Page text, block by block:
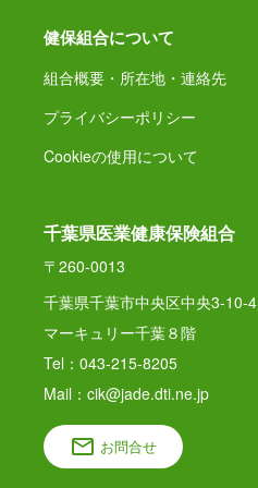
健保組合について
組合概要・所在地・連絡先
プライバシーポリシー
Cookieの使用について
千葉県医業健康保険組合
〒260-0013
千葉県千葉市中央区中央3-10-4
マーキュリー千葉８階
Tel：043-215-8205
Mail：cik@jade.dti.ne.jp
お問合せ